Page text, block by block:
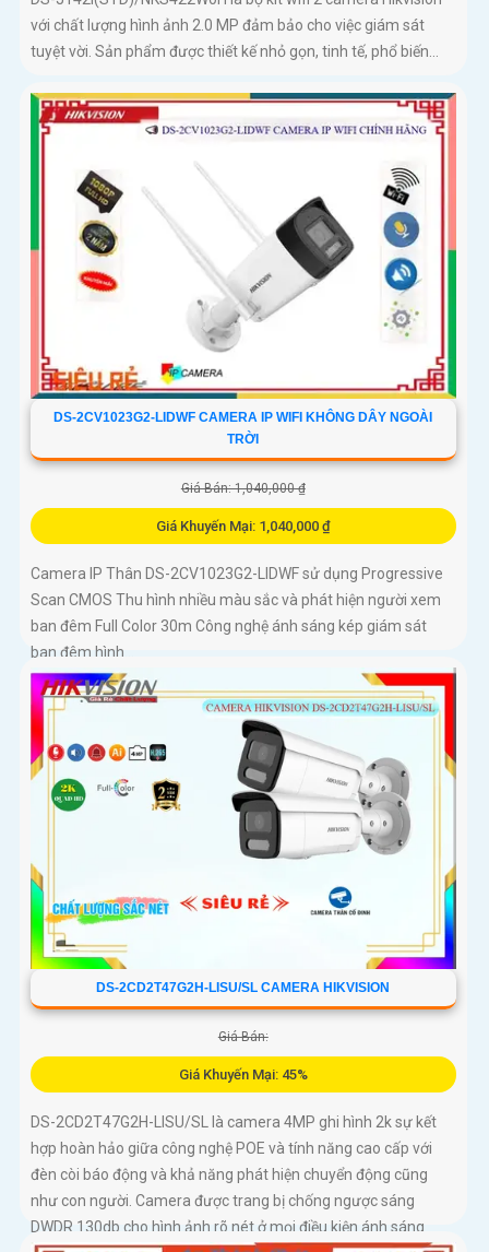
với chất lượng hình ảnh 2.0 MP đảm bảo cho việc giám sát
tuyệt vời. Sản phẩm được thiết kế nhỏ gọn, tinh tế, phổ biến...
DS-2CV1023G2-LIDWF CAMERA IP WIFI KHÔNG DÂY NGOÀI
TRỜI
Giá Bán: 1,040,000 ₫
Giá Khuyến Mại: 1,040,000 ₫
Camera IP Thân DS-2CV1023G2-LIDWF sử dụng Progressive
Scan CMOS Thu hình nhiều màu sắc và phát hiện người xem
ban đêm Full Color 30m Công nghệ ánh sáng kép giám sát
ban đêm hình...
DS-2CD2T47G2H-LISU/SL CAMERA HIKVISION
Giá Bán:
Giá Khuyến Mại: 45%
DS-2CD2T47G2H-LISU/SL là camera 4MP ghi hình 2k sự kết
hợp hoàn hảo giữa công nghệ POE và tính năng cao cấp với
đèn còi báo động và khả năng phát hiện chuyển động cũng
như con người. Camera được trang bị chống ngược sáng
DWDR 130db cho hình ảnh rõ nét ở mọi điều kiện ánh sáng